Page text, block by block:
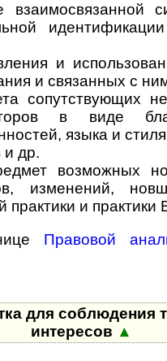
взаимосвязанной
и
и связанных с
сопутствующих
в виде
языка и
и др.
возможных
изменений,
практики и практики
Правовой
для соблюдения
интересов ▲